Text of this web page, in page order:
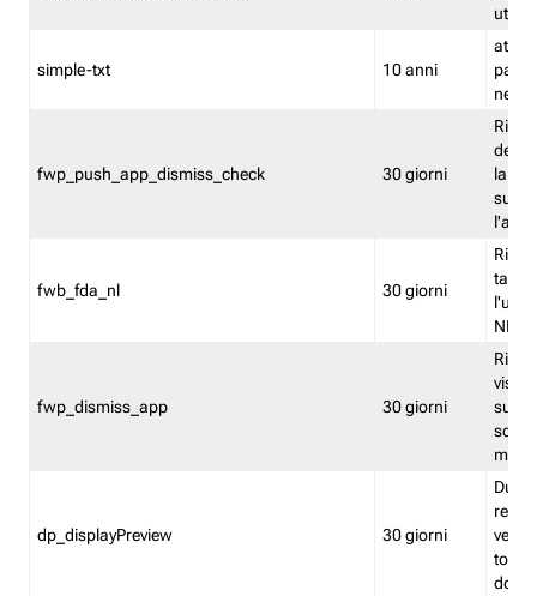
simple-txt 10 anni
attiva
fwp_push_app_dismiss_check 30 giorni
la
fwb_fda_nl 30 giorni
NL
fwp_dismiss_app 30 giorni
visto
dp_displayPreview 30 giorni
torna
dopo